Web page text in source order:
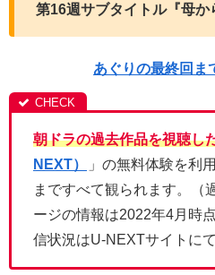
第16週サブタイトル『母か
あぐりの最終回
朝ドラの過去作品を視聴し
NEXT）
」の無料体験を利
まですべて観られます。（
ージの情報は2022年4月時
信状況はU-NEXTサイトに